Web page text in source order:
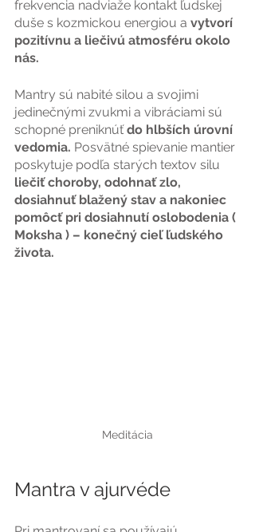
frekvencia nadviaže kontakt ľudskej
duše s kozmickou energiou a vytvorí
pozitívnu a liečivú atmosféru okolo
nás.
Mantry sú nabité silou a svojimi
jedinečnými zvukmi a vibráciami sú
schopné preniknúť do hlbších úrovní
vedomia. Posvätné spievanie mantier
poskytuje podľa starých textov silu
liečiť choroby, odohnať zlo,
dosiahnuť blažený stav a nakoniec
pomôcť pri dosiahnutí oslobodenia (
Moksha ) – konečný cieľ ľudského
života.
Meditácia
Mantra v ajurvéde